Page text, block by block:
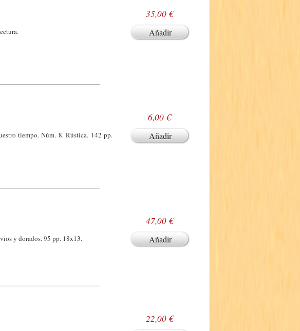
35,00 €
Añadir
tiempo. Núm. 8. Rústica. 142 pp.
6,00 €
Añadir
y dorados. 95 pp. 18x13.
47,00 €
Añadir
22,00 €